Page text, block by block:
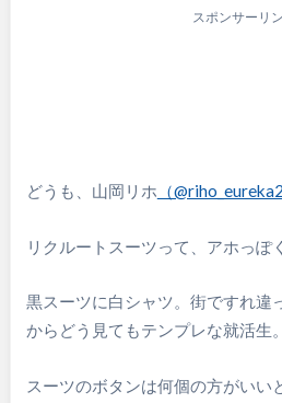
スポンサーリ
どうも、山岡リホ （
リクルートスーツって、アホっぽ
黒スーツに白シャツ。街ですれ違
からどう見てもテンプレな就活生。
スーツのボタンは何個の方がいい